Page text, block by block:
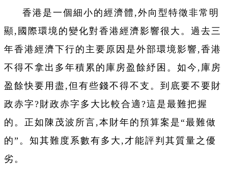
香港是一個細小的經濟體,外向型特徵非常明
顯,國際環境的變化對香港經濟影響很大。過去三
年香港經濟下行的主要原因是外部環境影響,香港
不得不拿出多年積累的庫房盈餘紓困。如今,庫房
盈餘快要用盡,但有些錢不得不支。到底要不要財
政赤字?財政赤字多大比較合適?這是最難把握
的。正如陳茂波所言,本財年的預算案是“最難做
的”。知其難度系數有多大,才能評判其質量之優
劣。